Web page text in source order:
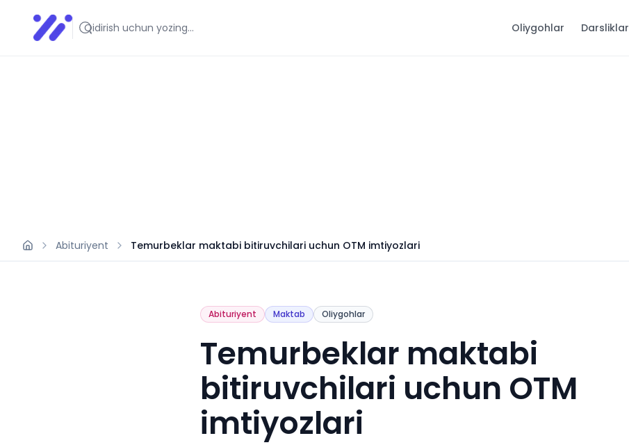
Infoedu
Ta&#039;lim xabarlari va yangiliklari Oliygohlar Darsliklar
Abituriyent Temurbeklar maktabi bitiruvchilari uchun OTM imtiyozlari
Abituriyent Maktab Oliygohlar
Temurbeklar maktabi
bitiruvchilari uchun OTM
imtiyozlari